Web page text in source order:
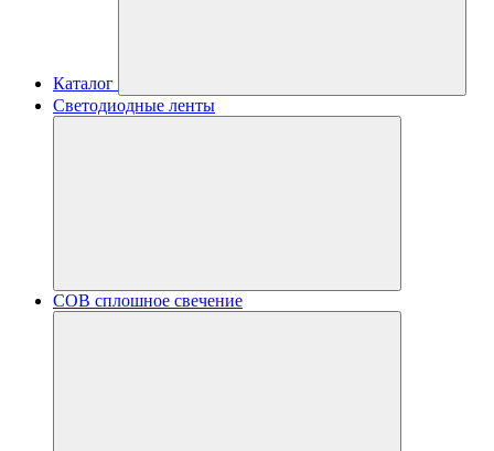
Каталог
Светодиодные ленты
COB сплошное свечение